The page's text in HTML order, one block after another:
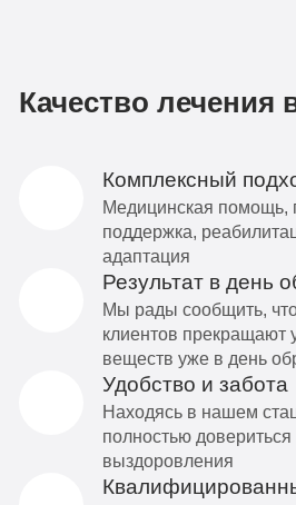
Качество лечения
Комплексный
Медицинская помощь,
поддержка,
адаптация
Результат в день
Мы рады сообщить,
клиентов прекращают
веществ уже в день
Удобство и забота
Находясь в нашем
полностью довериться
выздоровления